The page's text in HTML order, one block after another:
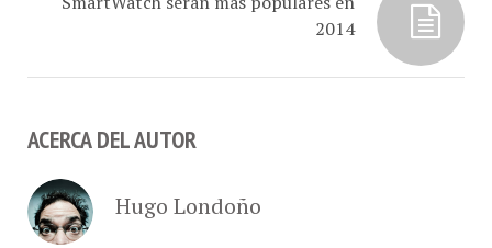
2014
ACERCA DEL AUTOR
Hugo Londoño